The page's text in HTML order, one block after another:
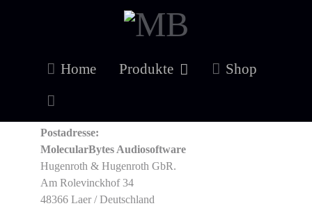
Home Produkte Shop
Impressum
Postadresse:
MolecularBytes Audiosoftware
Hugenroth & Hugenroth GbR.
Am Rolevinckhof 34
48366 Laer / Deutschland